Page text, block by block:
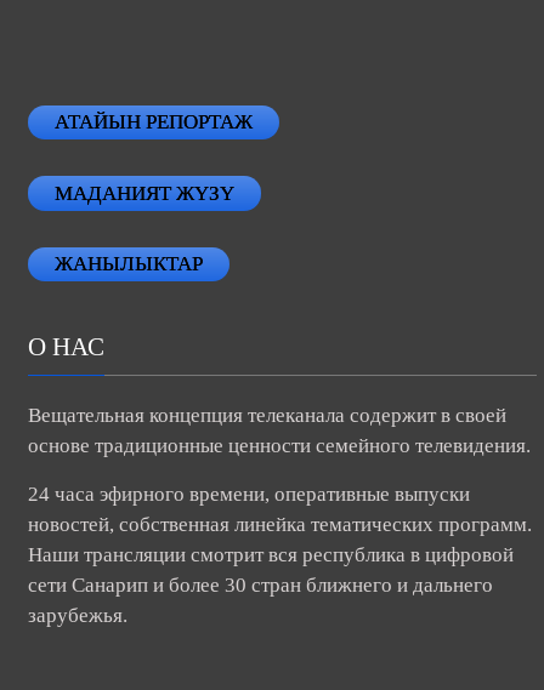
АТАЙЫН РЕПОРТАЖ
МАДАНИЯТ ЖҮЗҮ
ЖАНЫЛЫКТАР
О НАС
Вещательная концепция телеканала содержит в своей
основе традиционные ценности семейного телевидения.
24 часа эфирного времени, оперативные выпуски
новостей, собственная линейка тематических программ.
Наши трансляции смотрит вся республика в цифровой
сети Санарип и более 30 стран ближнего и дальнего
зарубежья.